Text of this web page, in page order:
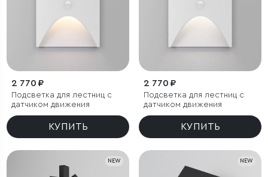
2 770 ₽
Подсветка для лестниц с
датчиком движения
КУПИТЬ
2 770 ₽
Подсветка для лестниц с
датчиком движения
КУПИТЬ
NEW NEW